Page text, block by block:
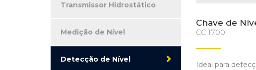
Transmissor Hidrostático
Medição de Nível
Detecção de Nível
Chave de
CC 1700
Ideal para